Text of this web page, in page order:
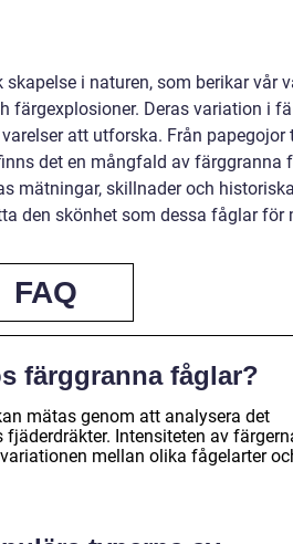
i naturen, som berikar vår
färgexplosioner. Deras variation i
att utforska. Från papegojor
det en mångfald av färggranna
mätningar, skillnader och
den skönhet som dessa fåglar för
FAQ
färggranna fåglar?
mätas genom att analysera det
Intensiteten av
mellan olika fågelarter